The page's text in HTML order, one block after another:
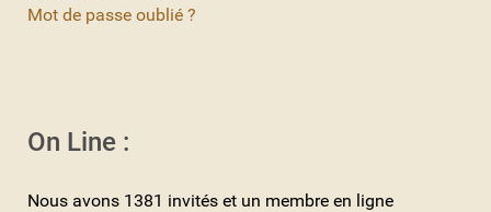
Mot de passe oublié ?
On Line :
Nous avons 1381 invités et un membre en ligne